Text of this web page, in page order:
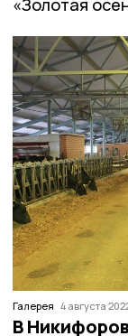
«Золотая
Галерея 4 августа
В